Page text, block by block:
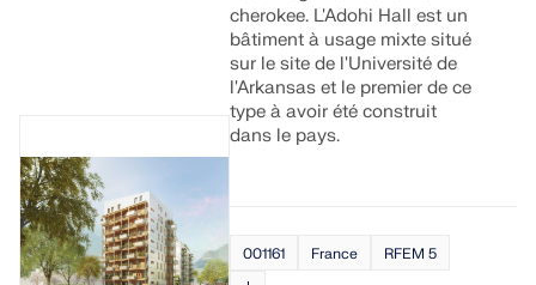
cherokee. L'Adohi Hall est un
bâtiment à usage mixte situé
sur le site de l'Université de
l'Arkansas et le premier de ce
type à avoir été construit
dans le pays.
001161 France RFEM 5